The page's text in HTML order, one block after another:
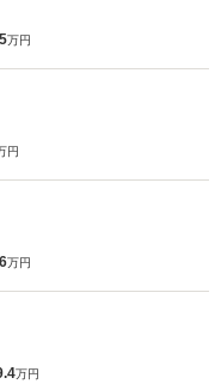
万円
円
万円
万円